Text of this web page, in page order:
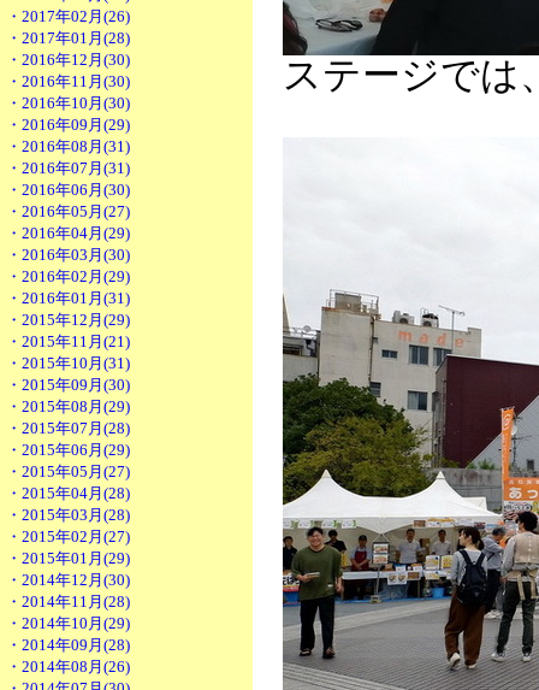
・2017年02月(26)
・2017年01月(28)
・2016年12月(30)
・2016年11月(30)
・2016年10月(30)
・2016年09月(29)
・2016年08月(31)
・2016年07月(31)
・2016年06月(30)
・2016年05月(27)
・2016年04月(29)
・2016年03月(30)
・2016年02月(29)
・2016年01月(31)
・2015年12月(29)
・2015年11月(21)
・2015年10月(31)
・2015年09月(30)
・2015年08月(29)
・2015年07月(28)
・2015年06月(29)
・2015年05月(27)
・2015年04月(28)
・2015年03月(28)
・2015年02月(27)
・2015年01月(29)
・2014年12月(30)
・2014年11月(28)
・2014年10月(29)
・2014年09月(28)
・2014年08月(26)
ステージでは